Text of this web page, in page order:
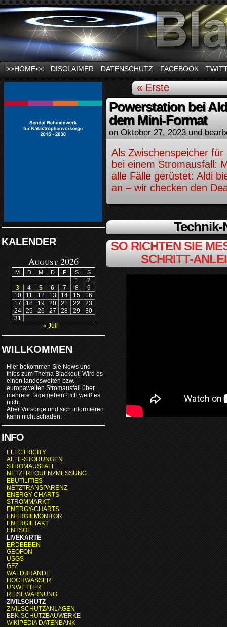
News und Infos zum Thema Stromausfall
>>HOME<< DISCLAIMER DATENSCHUTZ FACEBOOK
KALENDER
August 2026
M D M D F S S
1
2
3
4 5 6 7 8
9
10
11 12 13 14 15
16
17
18 19 20 21 22
23
24
25 26 27 28 29
30
31
« Juli
WILLKOMMEN
Hier bekommen Sie News und
Infos zum Thema Blackout. Wird es
einen landesweiten bzw.
europaweiten Stromausfall über
mehrere Tage geben? Ich weiß es
nicht.
Aber Vorsorge und sich informieren
kann nicht schaden.
INFO
ELECTRICITY
ALLE-STÖRUNGEN
STROMAUSFALL
NETZFREQUENZMESSUNG
EBUTILITIES
NETZTRANSPARENZ
ENERGY-CHARTS
STROMMARKT
ENERGY-CHARTS
ENERGIEMONITOR
ENERGIETAKT
ENTSOE
LIVEKARTE
ERDBEBEN
GEOFON
USGS
GFZ
WALDBRÄNDE
HOCHWASSER
UNWETTER
REISEWARNUNG
ZIVILSCHUTZ
ZIVILSCHUTZANLAGEN
BBK-SCHUTZBAUWERKE
WIKIPEDIA DATENBANK
« Erste
Powerstation bei
dem Mini-Format
on Oktober 27, 2023 und
Als Zwischenspeicher
bei einem Stromausfall:
alle Fälle gerüstet: Aldi
an – wir checken den
SO RICHTEN SIE
SCHRITT-